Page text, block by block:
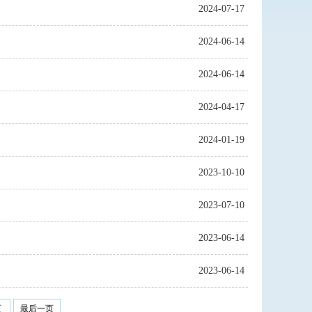
2024-07-17
2024-06-14
2024-06-14
2024-04-17
2024-01-19
2023-10-10
2023-07-10
2023-06-14
2023-06-14
最后一页